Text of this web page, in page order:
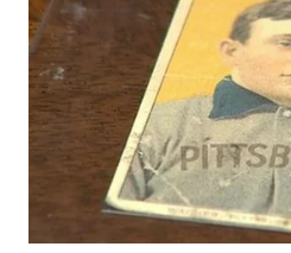
WN
BINTAN
WN
MANDALIKA